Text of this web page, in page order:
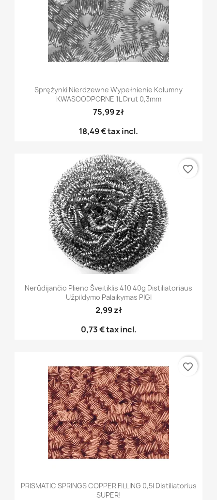
Sprężynki Nierdzewne Wypełnienie Kolumny
KWASOODPORNE 1L Drut 0,3mm
75,99 zł
18,49 €tax incl.
Nerūdijančio Plieno Šveitiklis 410 40g Distiliatoriaus
Užpildymo Palaikymas PIGI
2,99 zł
0,73 €tax incl.
favorite_border
PRISMATIC SPRINGS COPPER FILLING 0,5l Distiliatorius
SUPER!
favorite_border